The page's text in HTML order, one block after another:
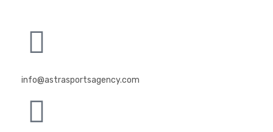
info@astrasportsagency.com